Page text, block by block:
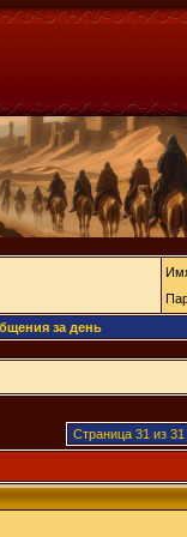
за день
Страница 31 из 31